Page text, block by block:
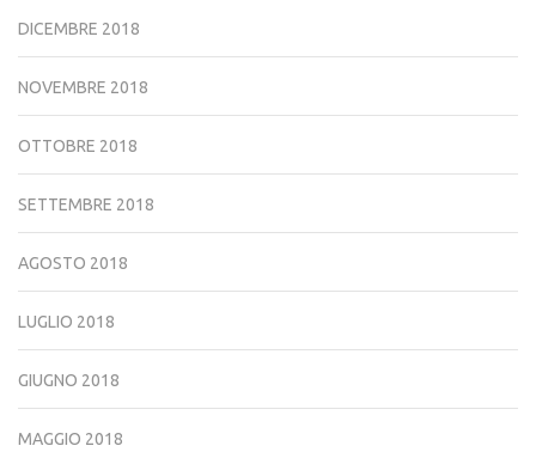
DICEMBRE 2018
NOVEMBRE 2018
OTTOBRE 2018
SETTEMBRE 2018
AGOSTO 2018
LUGLIO 2018
GIUGNO 2018
MAGGIO 2018